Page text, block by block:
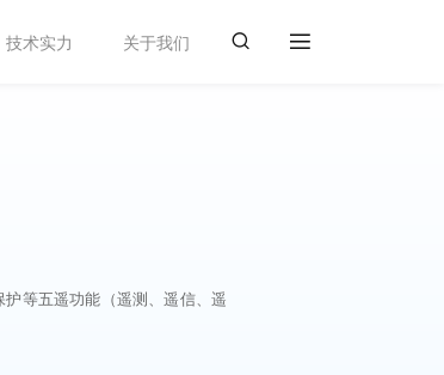
技术实力 关于我们
等五遥功能（遥测、遥信、遥